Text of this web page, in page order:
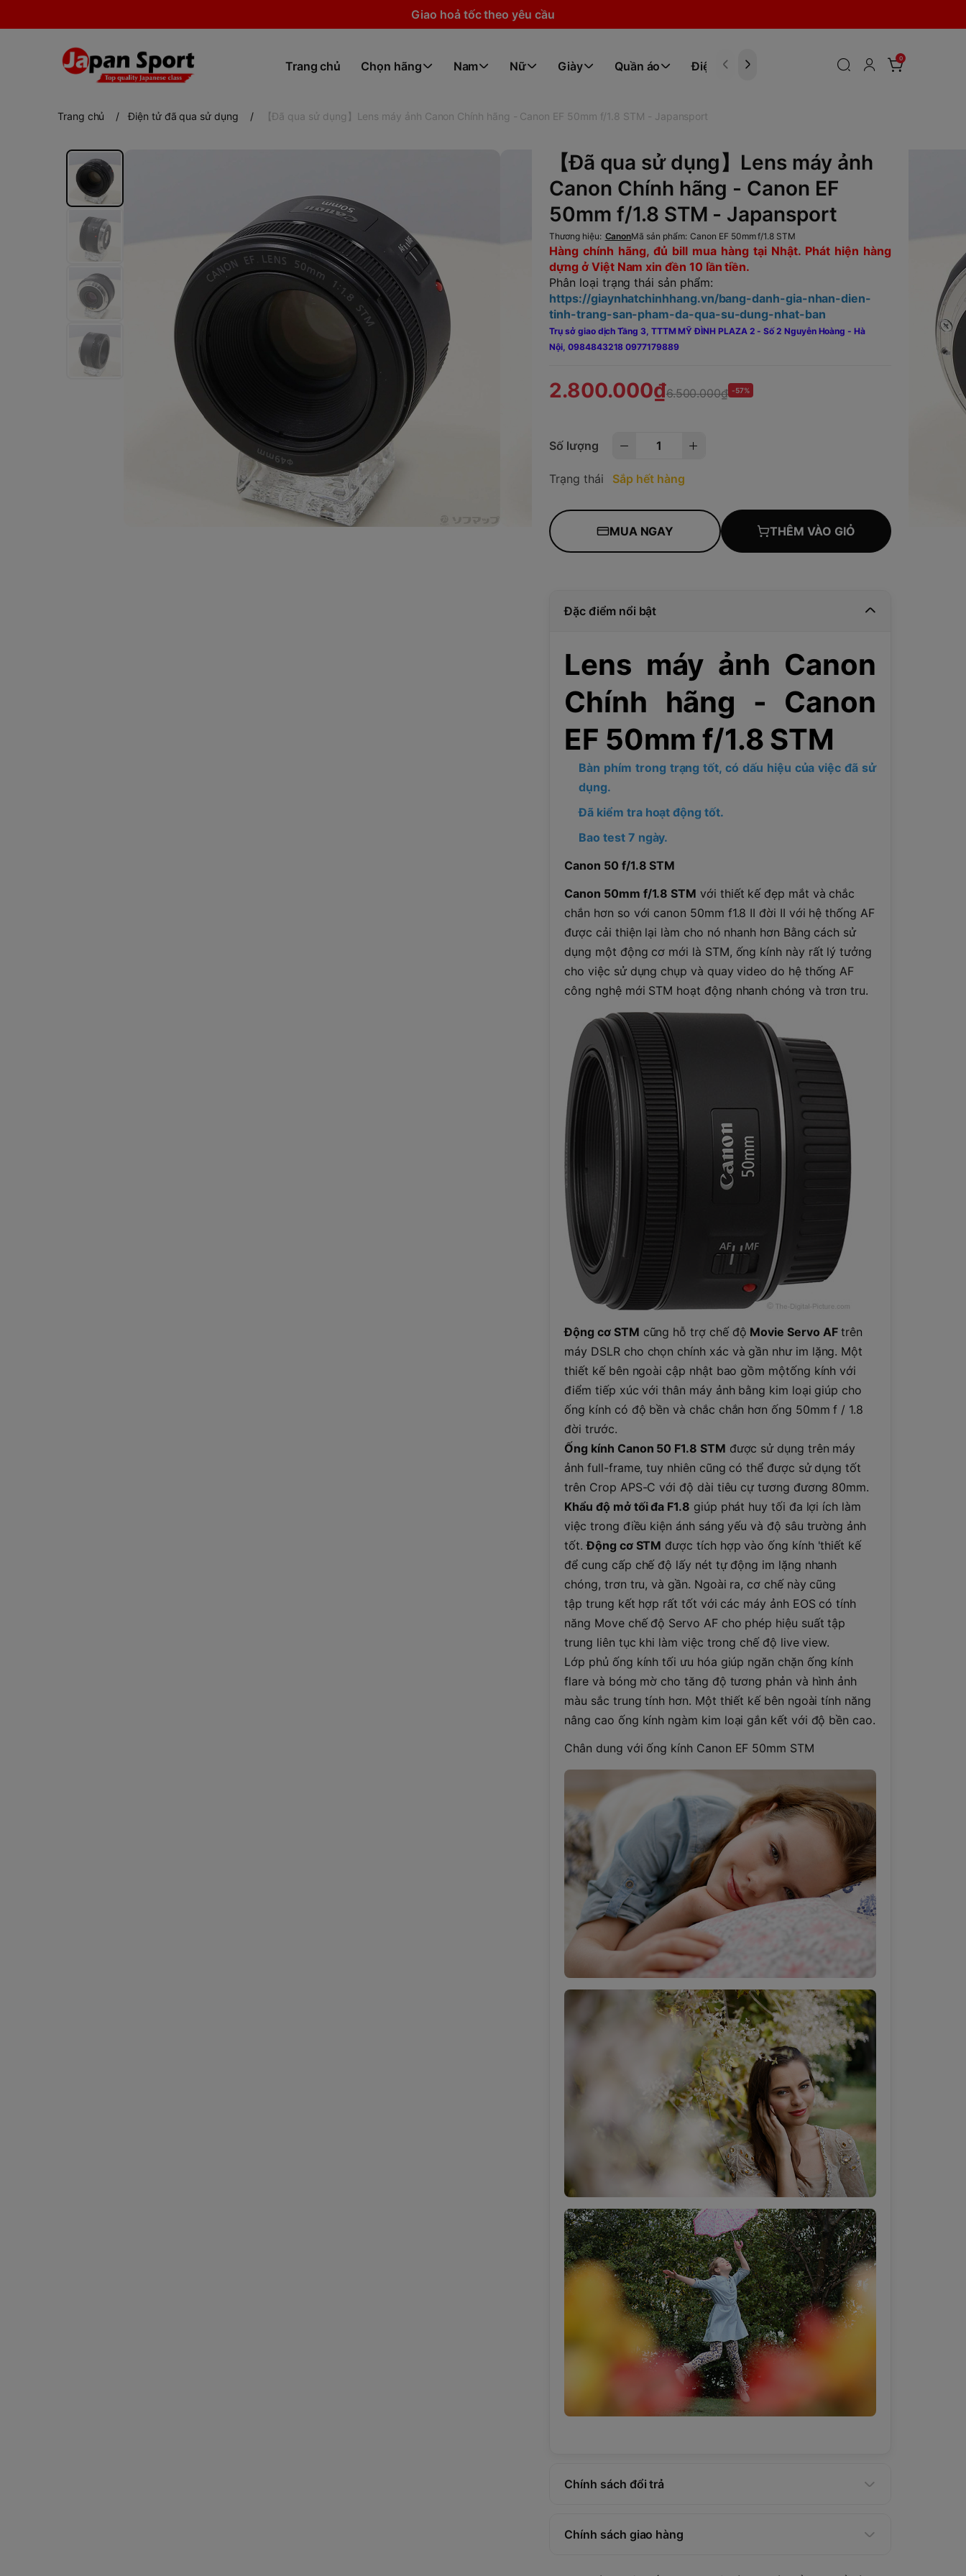
Giao hoả tốc theo yêu cầu
Trang chủ Chọn hãng Nam Nữ Giày Quần áo Điện tử
0
Trang chủ / Điện tử đã qua sử dụng / 【Đã qua sử dụng】Lens máy ảnh Canon Chính hãng - Canon EF 50mm f/1.8 STM - Japansport
【Đã qua sử dụng】Lens máy ảnh
Canon Chính hãng - Canon EF
50mm f/1.8 STM - Japansport
Thương hiệu: CanonMã sản phẩm: Canon EF 50mm f/1.8 STM
Hàng chính hãng, đủ bill mua hàng tại Nhật. Phát hiện hàng
dựng ở Việt Nam xin đền 10 lần tiền.
Phân loại trạng thái sản phẩm:
https://giaynhatchinhhang.vn/bang-danh-gia-nhan-dien-
tinh-trang-san-pham-da-qua-su-dung-nhat-ban
Trụ sở giao dịch Tầng 3, TTTM MỸ ĐÌNH PLAZA 2 - Số 2 Nguyễn Hoàng - Hà
Nội,0984843218 0977179889
2.800.000₫6.500.000₫ -57%
Số lượng
Trạng thái Sắp hết hàng
MUA NGAY THÊM VÀO GIỎ
Đặc điểm nổi bật
Lens máy ảnh Canon
Chính hãng - Canon
EF 50mm f/1.8 STM
Bàn phím trong trạng tốt, có dấu hiệu của việc đã sử
dụng.
Đã kiểm tra hoạt động tốt.
Bao test 7 ngày.
Canon 50 f/1.8 STM
Canon 50mm f/1.8 STM với thiết kế đẹp mắt và chắc
chắn hơn so với canon 50mm f1.8 II đời II với hệ thống AF
được cải thiện lại làm cho nó nhanh hơn Bằng cách sử
dụng một động cơ mới là STM, ống kính này rất lý tưởng
cho việc sử dụng chụp và quay video do hệ thống AF
công nghệ mới STM hoạt động nhanh chóng và trơn tru.
Động cơ STM cũng hỗ trợ chế độ Movie Servo AFtrên
máy DSLR cho chọn chính xác và gần như im lặng. Một
thiết kế bên ngoài cập nhật bao gồm mộtống kính với
điểm tiếp xúc với thân máy ảnh bằng kim loại giúp cho
ống kính có độ bền và chắc chắn hơn ống 50mm f / 1.8
đời trước.
Ống kính Canon 50 F1.8 STM được sử dụng trên máy
ảnh full-frame, tuy nhiên cũng có thể được sử dụng tốt
trên Crop APS-C với độ dài tiêu cự tương đương 80mm.
Khẩu độ mở tối đa F1.8 giúp phát huy tối đa lợi ích làm
việc trong điều kiện ánh sáng yếu và độ sâu trường ảnh
tốt.Động cơ STM được tích hợp vào ống kính 'thiết kế
để cung cấp chế độ lấy nét tự động im lặng nhanh
chóng, trơn tru, và gần. Ngoài ra, cơ chế này cũng
tập trung kết hợp rất tốt với các máy ảnh EOS có tính
năng Move chế độ Servo AF cho phép hiệu suất tập
trung liên tục khi làm việc trong chế độ live view.
Lớp phủ ống kính tối ưu hóa giúp ngăn chặn ống kính
flare và bóng mờ cho tăng độ tương phản và hình ảnh
màu sắc trung tính hơn. Một thiết kế bên ngoài tính năng
nâng cao ống kính ngàm kim loại gắn kết với độ bền cao.
Chân dung với ống kính Canon EF 50mm STM
Chính sách đổi trả
Chính sách giao hàng